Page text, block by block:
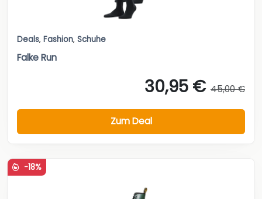
Deals, Fashion, Schuhe
Falke Run
30,95 € 45,00 €
Zum Deal
-18%